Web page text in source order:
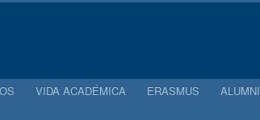
VIDA ACADÉMICA ERASMUS
ALUMNI